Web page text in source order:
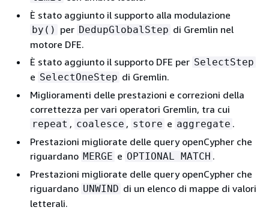
È stato aggiunto il supporto alla modulazione
by() per DedupGlobalStep di Gremlin nel
motore DFE.
È stato aggiunto il supporto DFE per SelectStep
e SelectOneStep di Gremlin.
Miglioramenti delle prestazioni e correzioni della
correttezza per vari operatori Gremlin, tra cui
repeat , coalesce , store e aggregate .
Prestazioni migliorate delle query openCypher che
riguardano MERGE e OPTIONAL MATCH .
Prestazioni migliorate delle query openCypher che
riguardano UNWIND di un elenco di mappe di valori
letterali.